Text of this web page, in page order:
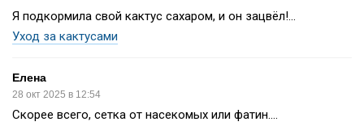
Я подкормила свой кактус сахаром, и он зацвёл!...
Уход за кактусами
Елена
28 окт 2025 в 12:54
Скорее всего, сетка от насекомых или фатин....